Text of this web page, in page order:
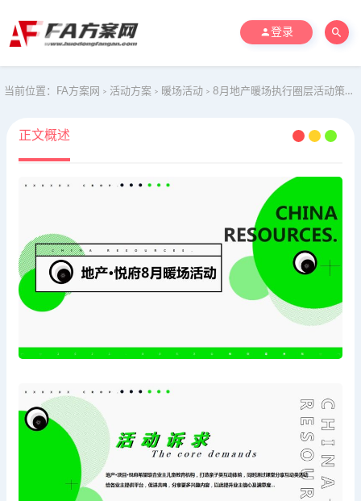
登录
当前位置： FA方案网 > 活动方案 > 暖场活动 > 8月地产暖场执行圈层活动策划方案（七夕+中秋）
正文概述